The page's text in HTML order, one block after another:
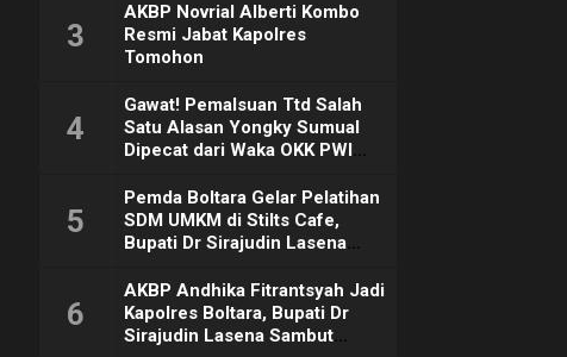
3
AKBP Novrial Alberti Kombo
Resmi Jabat Kapolres
Tomohon
4
Gawat! Pemalsuan Ttd Salah
Satu Alasan Yongky Sumual
Dipecat dari Waka OKK PWI
5
Pemda Boltara Gelar Pelatihan
SDM UMKM di Stilts Cafe,
Bupati Dr Sirajudin Lasena
Dorong Ekonomi Daerah
6
AKBP Andhika Fitrantsyah Jadi
Kapolres Boltara, Bupati Dr
Sirajudin Lasena Sambut